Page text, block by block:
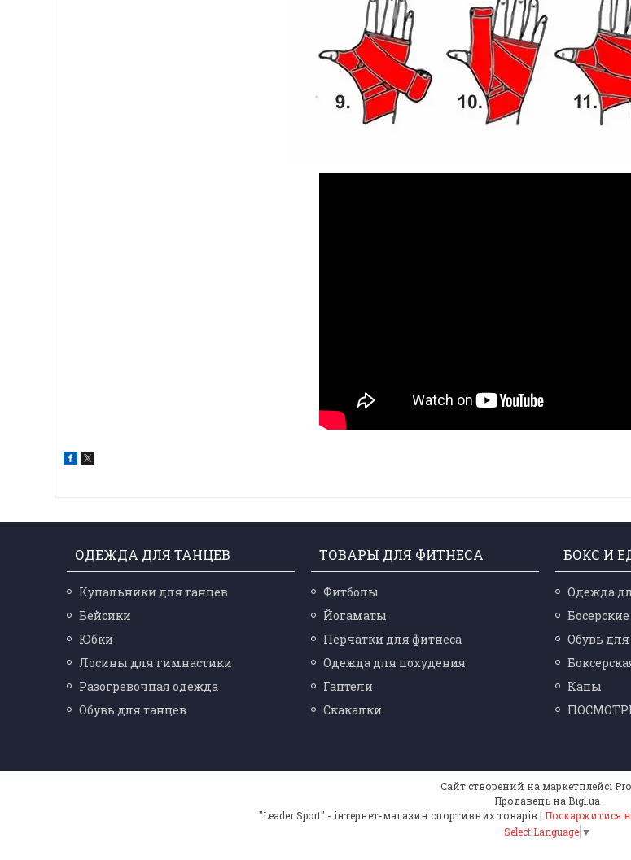
ОДЕЖДА ДЛЯ ТАНЦЕВ
Купальники для танцев
Бейсики
Юбки
Лосины для гимнастики
Разогревочная одежда
Обувь для танцев
ТОВАРЫ ДЛЯ ФИТНЕСА
Фитболы
Йогаматы
Перчатки для фитнеса
Одежда для похудения
Гантели
Скакалки
БОКС И
Одежда
Обувь для
Капы
Сайт створений на маркетплейсі
Продавець на Bigl.ua
"Leader Sport" - інтернет-магазин спортивних товарів | Поскаржитися
Select Language ▼